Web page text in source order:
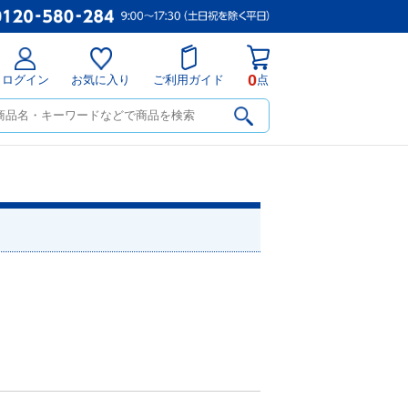
ログイン お気に入り ご利用ガイド 0点